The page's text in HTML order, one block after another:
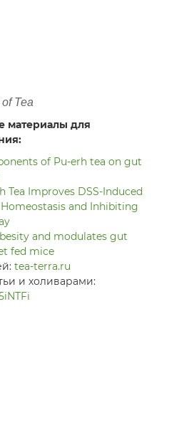
Tea
материалы для
of Pu-erh tea on gut
Improves DSS-Induced
and Inhibiting
and modulates gut
fed mice
tea-terra.ru
и холиварами: